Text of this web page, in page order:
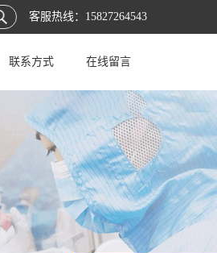
客服热线： 15827264543
联系方式 在线留言